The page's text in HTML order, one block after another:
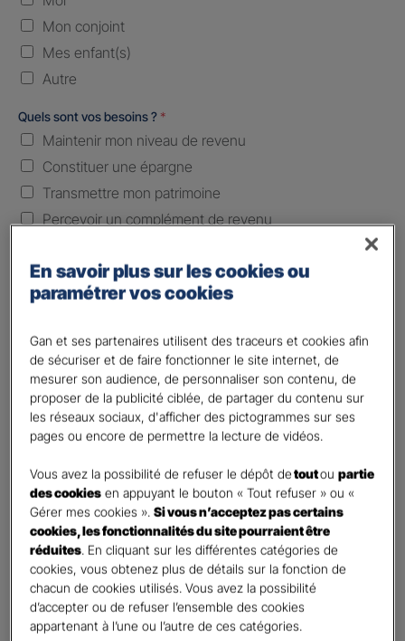
Mon conjoint
Mes enfant(s)
Autre
Quels sont vos besoins ? *
Maintenir mon niveau de revenu
Constituer une épargne
Transmettre mon patrimoine
Percevoir un complément de revenu
Autre besoin
Plusieurs choix possibles
Vos informations :
Etes-vous déjà client Gan assurances ?*
Oui
Non
Madame
Monsieur
Contact*
First Last
Votre profession
En savoir plus sur les cookies ou
paramétrer vos cookies
Gan et ses partenaires utilisent des traceurs et cookies afin
de sécuriser et de faire fonctionner le site internet, de
mesurer son audience, de personnaliser son contenu, de
proposer de la publicité ciblée, de partager du contenu sur
les réseaux sociaux, d'afficher des pictogrammes sur ses
pages ou encore de permettre la lecture de vidéos.
Vous avez la possibilité de refuser le dépôt detoutoupartie
des cookies en appuyant le bouton « Tout refuser » ou «
Gérer mes cookies ».Si vous n’acceptez pas certains
cookies, les fonctionnalités du site pourraient être
réduites . En cliquant sur les différentes catégories de
cookies, vous obtenez plus de détails sur la fonction de
chacun de cookies utilisés. Vous avez la possibilité
d’accepter ou de refuser l’ensemble des cookies
appartenant à l’une ou l’autre de ces catégories.